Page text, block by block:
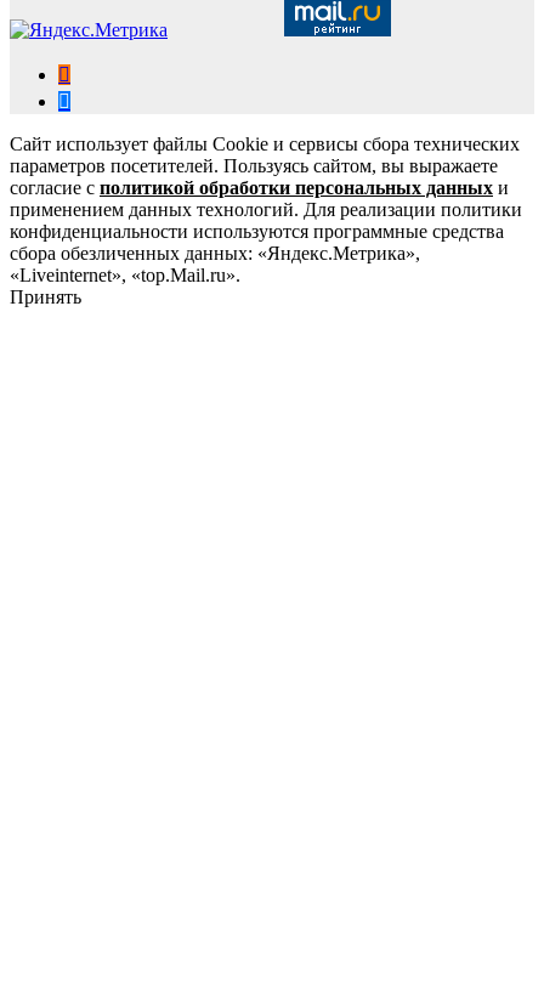
Сайт использует файлы Cookie и сервисы сбора технических
параметров посетителей. Пользуясь сайтом, вы выражаете
согласие с политикой обработки персональных данных и
применением данных технологий. Для реализации политики
конфиденциальности используются программные средства
сбора обезличенных данных: «Яндекс.Метрика»,
«Liveinternet», «top.Mail.ru».
Принять